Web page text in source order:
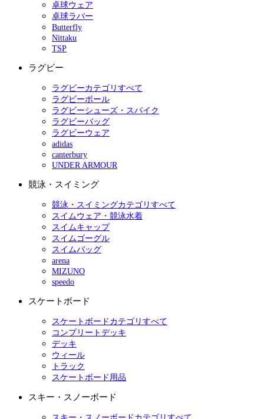
卓球ウェア
卓球ラバー
Butterfly
Nittaku
TSP
ラグビー
ラグビーカテゴリすべて
ラグビーボール
ラグビーシューズ・スパイク
ラグビーバッグ
ラグビーウェア
adidas
canterbury
UNDER ARMOUR
競泳・スイミング
競泳・スイミングカテゴリすべて
スイムウェア・競泳水着
スイムキャップ
スイムゴーグル
スイムバッグ
arena
MIZUNO
speedo
スケートボード
スケートボードカテゴリすべて
コンプリートデッキ
デッキ
ウィール
トラック
スケートボード用品
スキー・スノーボード